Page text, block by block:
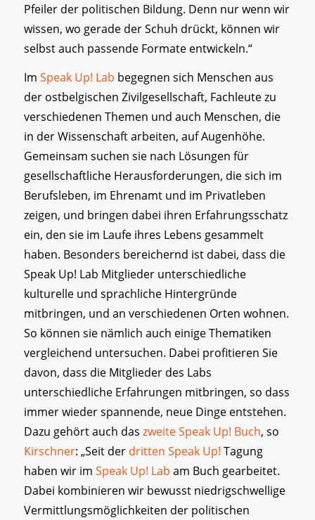
Pfeiler der politischen Bildung. Denn nur wenn wir
wissen, wo gerade der Schuh drückt, können wir
selbst auch passende Formate entwickeln.“
Im Speak Up! Lab begegnen sich Menschen aus
der ostbelgischen Zivilgesellschaft, Fachleute zu
verschiedenen Themen und auch Menschen, die
in der Wissenschaft arbeiten, auf Augenhöhe.
Gemeinsam suchen sie nach Lösungen für
gesellschaftliche Herausforderungen, die sich im
Berufsleben, im Ehrenamt und im Privatleben
zeigen, und bringen dabei ihren Erfahrungsschatz
ein, den sie im Laufe ihres Lebens gesammelt
haben. Besonders bereichernd ist dabei, dass die
Speak Up! Lab Mitglieder unterschiedliche
kulturelle und sprachliche Hintergründe
mitbringen, und an verschiedenen Orten wohnen.
So können sie nämlich auch einige Thematiken
vergleichend untersuchen. Dabei profitieren Sie
davon, dass die Mitglieder des Labs
unterschiedliche Erfahrungen mitbringen, so dass
immer wieder spannende, neue Dinge entstehen.
Dazu gehört auch das zweite Speak Up! Buch, so
Kirschner: „Seit der dritten Speak Up! Tagung
haben wir im Speak Up! Lab am Buch gearbeitet.
Dabei kombinieren wir bewusst niedrigschwellige
Vermittlungsmöglichkeiten der politischen